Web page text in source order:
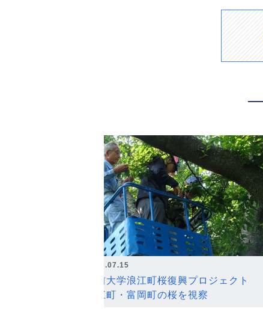
2026.07.15
弘前大学浪江町桜復興プロジェクト
浪江町・富岡町の桜を視察